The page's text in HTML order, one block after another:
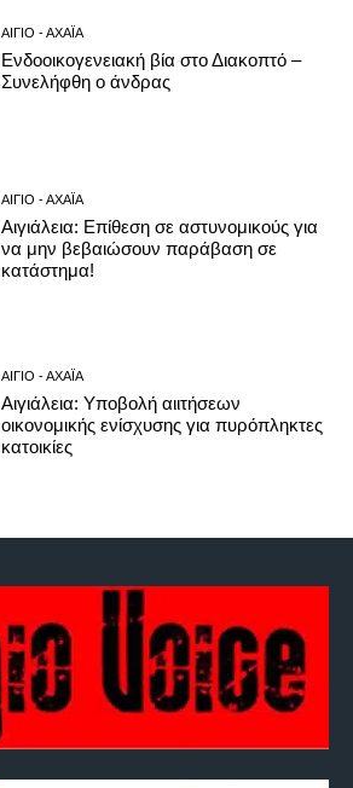
ΑΊΓΙΟ - ΑΧΑΪ́Α
Ενδοοικογενειακή βία στο Διακοπτό –
Συνελήφθη ο άνδρας
ΑΊΓΙΟ - ΑΧΑΪ́Α
Αιγιάλεια: Επίθεση σε αστυνομικούς για
να μην βεβαιώσουν παράβαση σε
κατάστημα!
ΑΊΓΙΟ - ΑΧΑΪ́Α
Αιγιάλεια: Υποβολή αιιτήσεων
οικονομικής ενίσχυσης για πυρόπληκτες
κατοικίες